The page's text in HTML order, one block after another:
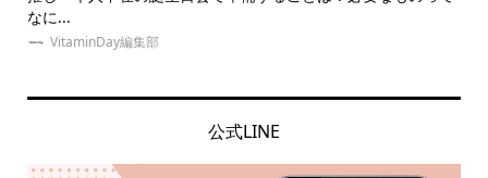
公式LINE